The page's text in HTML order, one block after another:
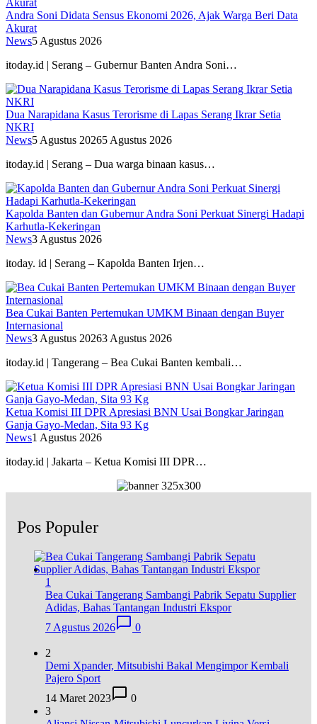
Andra Soni Didata Sensus Ekonomi 2026, Ajak Warga Beri Data
Akurat
News5 Agustus 2026
itoday.id | Serang – Gubernur Banten Andra Soni…
Dua Narapidana Kasus Terorisme di Lapas Serang Ikrar Setia
NKRI
News5 Agustus 20265 Agustus 2026
itoday.id | Serang – Dua warga binaan kasus…
Kapolda Banten dan Gubernur Andra Soni Perkuat Sinergi Hadapi
Karhutla-Kekeringan
News3 Agustus 2026
itoday. id | Serang – Kapolda Banten Irjen…
Bea Cukai Banten Pertemukan UMKM Binaan dengan Buyer
Internasional
News3 Agustus 20263 Agustus 2026
itoday.id | Tangerang – Bea Cukai Banten kembali…
Ketua Komisi III DPR Apresiasi BNN Usai Bongkar Jaringan
Ganja Gayo-Medan, Sita 93 Kg
News1 Agustus 2026
itoday.id | Jakarta – Ketua Komisi III DPR…
Pos Populer
1
Bea Cukai Tangerang Sambangi Pabrik Sepatu Supplier
Adidas, Bahas Tantangan Industri Ekspor
7 Agustus 2026
0
2
Demi Xpander, Mitsubishi Bakal Mengimpor Kembali
Pajero Sport
14 Maret 2023
0
3